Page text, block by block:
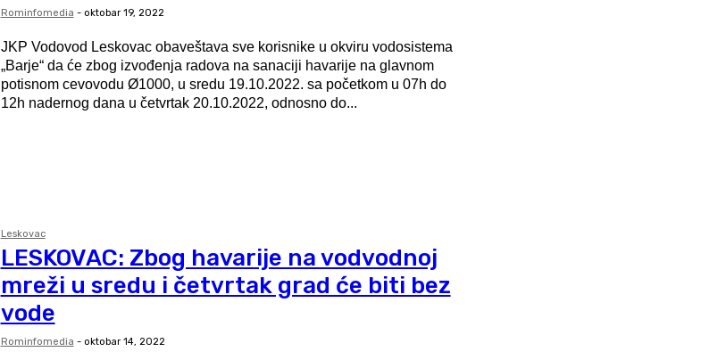
Rominfomedia - oktobar 19, 2022
JKP Vodovod Leskovac obaveštava sve korisnike u okviru vodosistema
„Barje“ da će zbog izvođenja radova na sanaciji havarije na glavnom
potisnom cevovodu Ø1000, u sredu 19.10.2022. sa početkom u 07h do
12h nadernog dana u četvrtak 20.10.2022, odnosno do...
Leskovac
LESKOVAC: Zbog havarije na vodvodnoj
mreži u sredu i četvrtak grad će biti bez
vode
Rominfomedia - oktobar 14, 2022